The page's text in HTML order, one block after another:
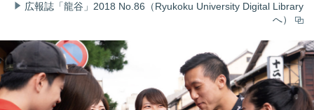
広報誌「龍谷」2018 No.86（Ryukoku University Digital Library
へ）